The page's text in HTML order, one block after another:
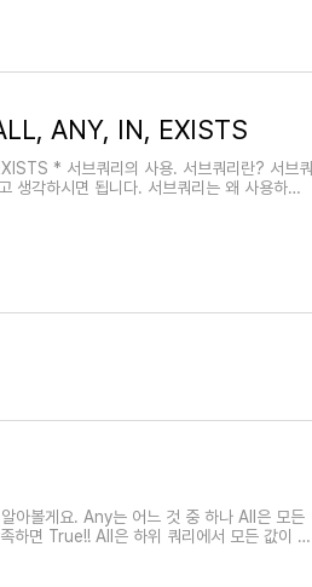
ANY, IN, EXISTS
* 서브쿼리의 사용. 서브쿼리란? 서브쿼
각하시면 됩니다. 서브쿼리는 왜 사용하나?
볼게요. Any는 어느 것 중 하나 All은 모든
하면 True!! All은 하위 쿼리에서 모든 값이 조